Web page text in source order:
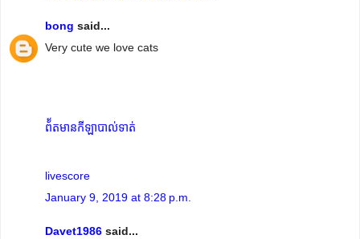
bong said...
Very cute we love cats
ព័័តមានកីឡាបាល់ទាត់
livescore
January 9, 2019 at 8:28 p.m.
Davet1986 said...